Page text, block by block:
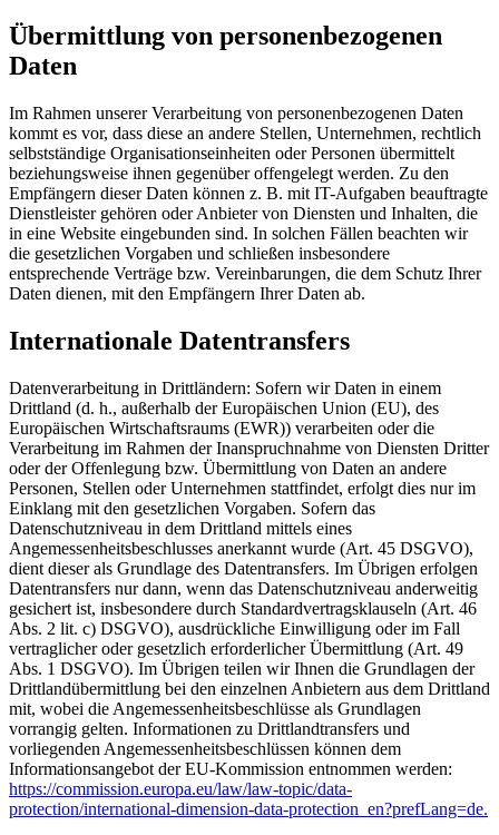
Übermittlung von personenbezogenen
Daten
Im Rahmen unserer Verarbeitung von personenbezogenen Daten
kommt es vor, dass diese an andere Stellen, Unternehmen, rechtlich
selbstständige Organisationseinheiten oder Personen übermittelt
beziehungsweise ihnen gegenüber offengelegt werden. Zu den
Empfängern dieser Daten können z. B. mit IT-Aufgaben beauftragte
Dienstleister gehören oder Anbieter von Diensten und Inhalten, die
in eine Website eingebunden sind. In solchen Fällen beachten wir
die gesetzlichen Vorgaben und schließen insbesondere
entsprechende Verträge bzw. Vereinbarungen, die dem Schutz Ihrer
Daten dienen, mit den Empfängern Ihrer Daten ab.
Internationale Datentransfers
Datenverarbeitung in Drittländern: Sofern wir Daten in einem
Drittland (d. h., außerhalb der Europäischen Union (EU), des
Europäischen Wirtschaftsraums (EWR)) verarbeiten oder die
Verarbeitung im Rahmen der Inanspruchnahme von Diensten Dritter
oder der Offenlegung bzw. Übermittlung von Daten an andere
Personen, Stellen oder Unternehmen stattfindet, erfolgt dies nur im
Einklang mit den gesetzlichen Vorgaben. Sofern das
Datenschutzniveau in dem Drittland mittels eines
Angemessenheitsbeschlusses anerkannt wurde (Art. 45 DSGVO),
dient dieser als Grundlage des Datentransfers. Im Übrigen erfolgen
Datentransfers nur dann, wenn das Datenschutzniveau anderweitig
gesichert ist, insbesondere durch Standardvertragsklauseln (Art. 46
Abs. 2 lit. c) DSGVO), ausdrückliche Einwilligung oder im Fall
vertraglicher oder gesetzlich erforderlicher Übermittlung (Art. 49
Abs. 1 DSGVO). Im Übrigen teilen wir Ihnen die Grundlagen der
Drittlandübermittlung bei den einzelnen Anbietern aus dem Drittland
mit, wobei die Angemessenheitsbeschlüsse als Grundlagen
vorrangig gelten. Informationen zu Drittlandtransfers und
vorliegenden Angemessenheitsbeschlüssen können dem
Informationsangebot der EU-Kommission entnommen werden:
https://commission.europa.eu/law/law-topic/data-
protection/international-dimension-data-protection_en?prefLang=de.